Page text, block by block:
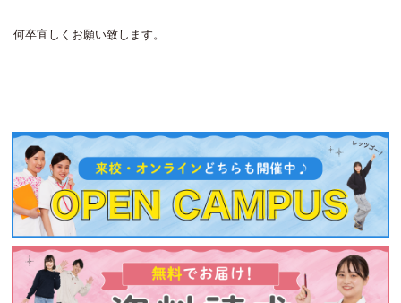
何卒宜しくお願い致します。